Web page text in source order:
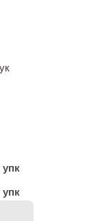
упк
упк